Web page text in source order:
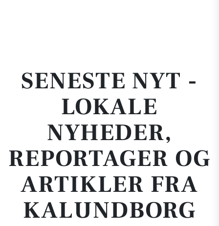
SENESTE NYT -
LOKALE
NYHEDER,
REPORTAGER OG
ARTIKLER FRA
KALUNDBORG